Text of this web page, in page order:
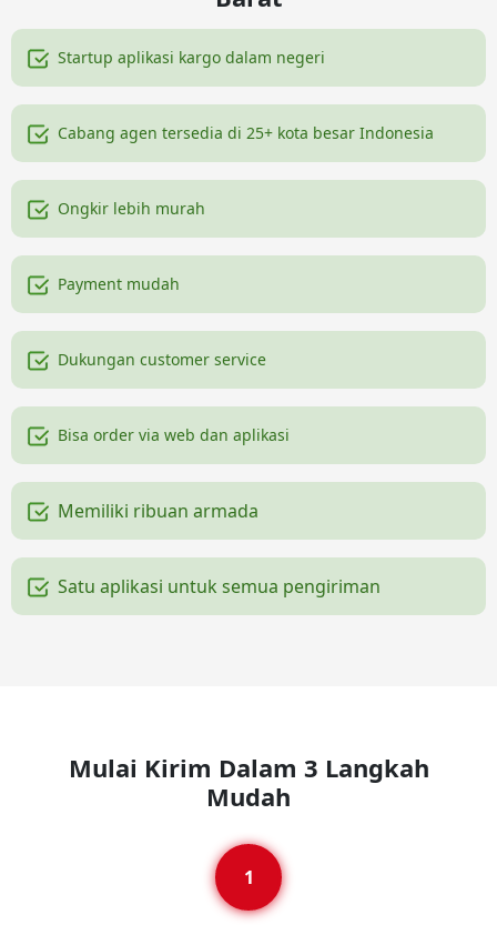
Startup aplikasi kargo dalam negeri
Cabang agen tersedia di 25+ kota besar Indonesia
Ongkir lebih murah
Payment mudah
Dukungan customer service
Bisa order via web dan aplikasi
Memiliki ribuan armada
Satu aplikasi untuk semua pengiriman
Mulai Kirim Dalam 3 Langkah
Mudah